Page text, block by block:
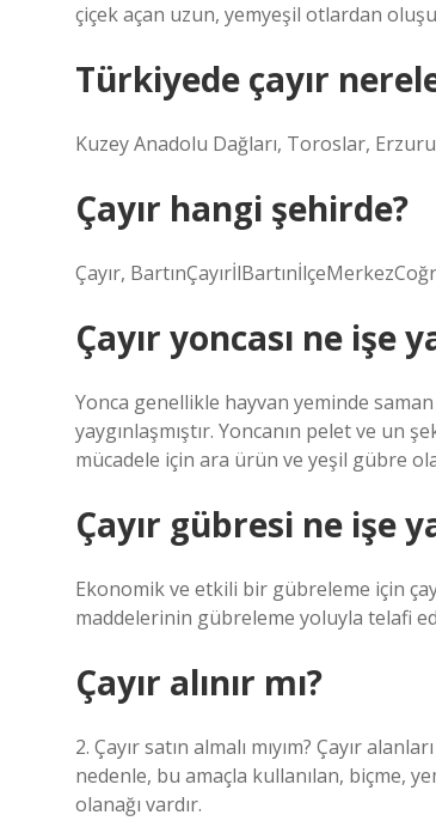
çiçek açan uzun, yemyeşil otlardan
Türkiyede çayır
Kuzey Anadolu Dağları, Toroslar,
Çayır hangi şehirde?
Çayır,
Çayır yoncası ne işe
Yonca genellikle hayvan yeminde
yaygınlaşmıştır. Yoncanın pelet ve un
mücadele için ara ürün ve yeşil gübre
Çayır gübresi ne işe
Ekonomik ve etkili bir gübreleme için
maddelerinin gübreleme yoluyla telafi
Çayır alınır mı?
2. Çayır satın almalı mıyım? Çayır
nedenle, bu amaçla kullanılan, biçme,
olanağı vardır.